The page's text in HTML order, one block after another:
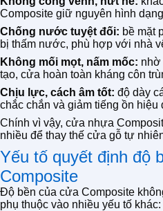
Composite giữ nguyên hình
Chống nước tuyệt đối: bề mặt
bị thấm nước, phù hợp với nhà
Không mối mọt, nấm mốc: nhờ
tạo, cửa hoàn toàn kháng côn
Chịu lực, cách âm tốt: độ dày
chắc chắn và giảm tiếng ồn hiệu
Chính vì vậy, cửa nhựa
nhiều để thay thế cửa gỗ tự
Yếu tố quyết định độ
Composite
Độ bền của cửa Composite
phụ thuộc vào nhiều yếu tố khác: